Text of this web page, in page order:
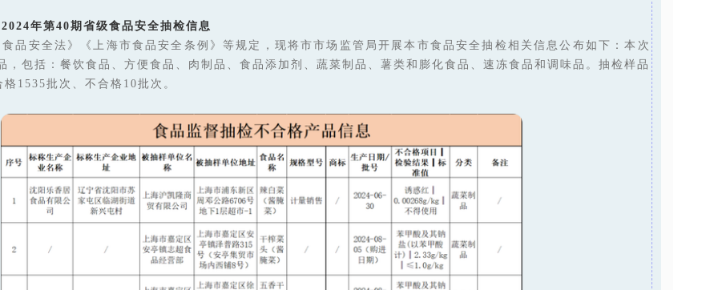
年第40期省级食品安全抽检信息
品安全法》《上海市食品安全条例》等规定，现将市市场监管局开展本市食品安全抽检相关信息公布如下：本次
，包括：餐饮食品、方便食品、肉制品、食品添加剂、蔬菜制品、薯类和膨化食品、速冻食品和调味品。抽检样品
1535批次、不合格10批次。